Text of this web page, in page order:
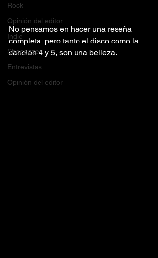
Rock
Opinión del editor
Indie
Shoegaze
Entrevistas
Opinión del editor
No pensamos en hacer una reseña
completa, pero tanto el disco como la
canción 4 y 5, son una belleza.